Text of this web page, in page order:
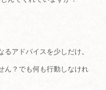
アドバイスを少しだけ。
ん？でも何も行動しなけれ